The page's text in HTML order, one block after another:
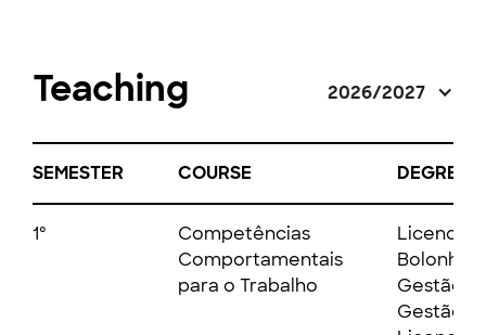
Teaching 2026/2027
SEMESTER COURSE DEGREE
1º
Competências
Comportamentais
para o Trabalho
Bolonha
Gestão -